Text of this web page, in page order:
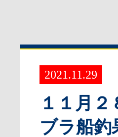
2021.11.29
１１月
ブラ船釣